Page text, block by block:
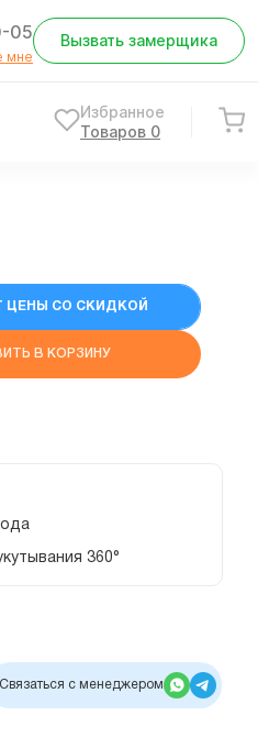
05
мне
Вызвать замерщика
Избранное
Товаров 0
ЦЕНЫ СО СКИДКОЙ
В КОРЗИНУ
360°
Связаться с менеджером